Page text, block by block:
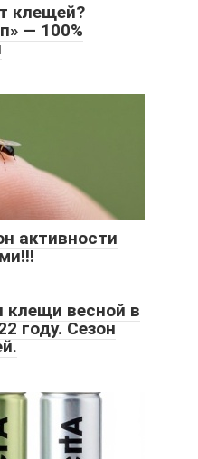
клещей?
— 100%
активности
клещи весной в
году. Сезон